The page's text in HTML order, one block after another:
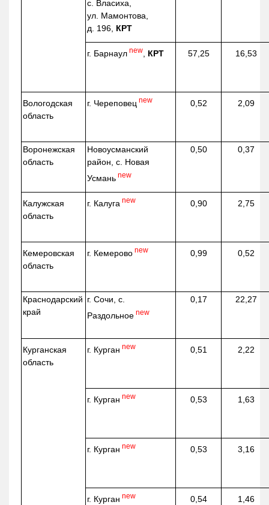
с. Власиха,
ул. Мамонтова,
д. 196, КРТ
г. Барнаул new КРТ 57,25 16,53
Вологодская
область
г. Череповец new 0,52 2,09
Воронежская
область
Новоусманский
район, с. Новая
Усмань new
0,50 0,37
Калужская
область
г. Калуга new 0,90 2,75
Кемеровская
область
г. Кемерово new 0,99 0,52
Краснодарский
край
г. Сочи, с.
Раздольное new
0,17 22,27
Курганская
область
г. Курган new 0,51 2,22
г. Курган new 0,53 1,63
г. Курган new 0,53 3,16
г. Курган new 0,54 1,46